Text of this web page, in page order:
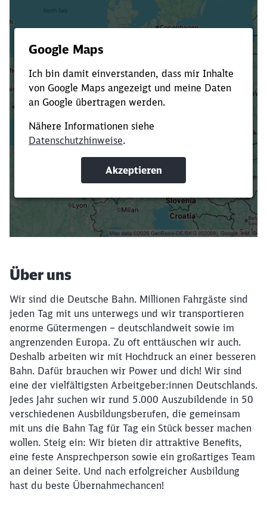
Verkürze die Ladezeit, indem du Suchbegriffe
oder Filter hinzufügst.
Suchbegriffe eingeben
Filter setzen
Über uns
Wir sind die Deutsche Bahn. Millionen Fahrgäste sind
jeden Tag mit uns unterwegs und wir transportieren
enorme Gütermengen – deutschlandweit sowie im
angrenzenden Europa. Zu oft enttäuschen wir auch.
Deshalb arbeiten wir mit Hochdruck an einer besseren
Bahn. Dafür brauchen wir Power und dich! Wir sind
eine der vielfältigsten Arbeitgeber:innen Deutschlands.
Jedes Jahr suchen wir rund 5.000 Auszubildende in 50
verschiedenen Ausbildungsberufen, die gemeinsam
mit uns die Bahn Tag für Tag ein Stück besser machen
wollen. Steig ein: Wir bieten dir attraktive Benefits,
eine feste Ansprechperson sowie ein großartiges Team
an deiner Seite. Und nach erfolgreicher Ausbildung
hast du beste Übernahmechancen!